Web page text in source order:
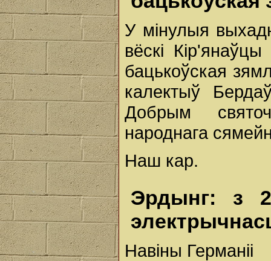
У мінулыя
вёскі
бацькоўская
калектыў
Добрым
народнага
Наш кар.
Эрдынг: з
Навіны Германіі